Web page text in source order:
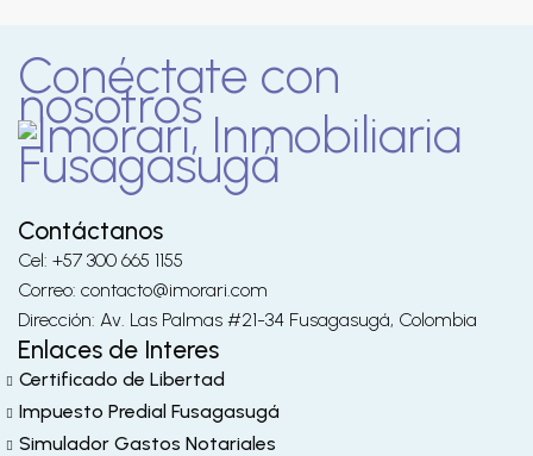
Conéctate con
nosotros
Contáctanos
Cel: +57 300 665 1155
Correo: contacto@imorari.com
Dirección: Av. Las Palmas #21-34 Fusagasugá, Colombia
Enlaces de Interes
Certificado de Libertad
Impuesto Predial Fusagasugá
Simulador Gastos Notariales